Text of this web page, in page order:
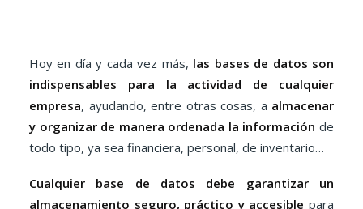
Hoy en día y cada vez más, las bases de datos son
indispensables para la actividad de cualquier
empresa, ayudando, entre otras cosas, a almacenar
y organizar de manera ordenada la información de
todo tipo, ya sea financiera, personal, de inventario…
Cualquier base de datos debe garantizar un
almacenamiento seguro, práctico y accesible para